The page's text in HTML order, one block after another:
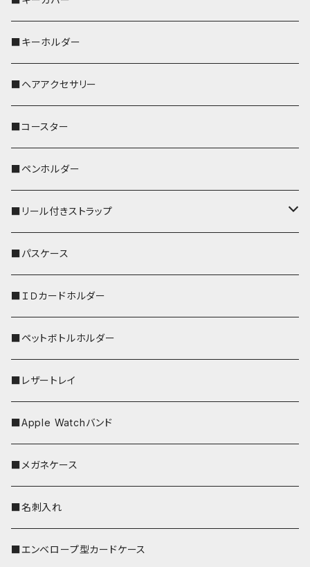
歌うオカメちゃん
おかめ３兄弟
セキセイインコ
文鳥
鹿
ペンギン
■キーホルダー
■ヘアアクセサリー
■コースター
■ペンホルダー
■リール付きストラップ
リールのみ
ストラップ付
■パスケース
■ＩＤカードホルダー
■ペットボトルホルダー
■レザートレイ
■Apple Watchバンド
■メガネケース
■名刺入れ
■エンベロープ型カードケース